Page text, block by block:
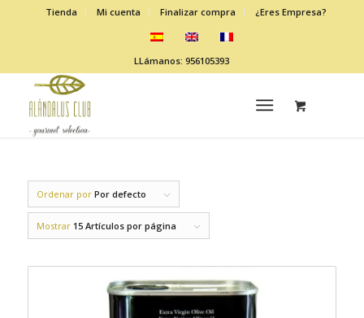
Tienda Mi cuenta Finalizar compra ¿Eres Empresa?
LLámanos: 956105393
Ordenar por Por defecto
Mostrar 15 Artículos por página